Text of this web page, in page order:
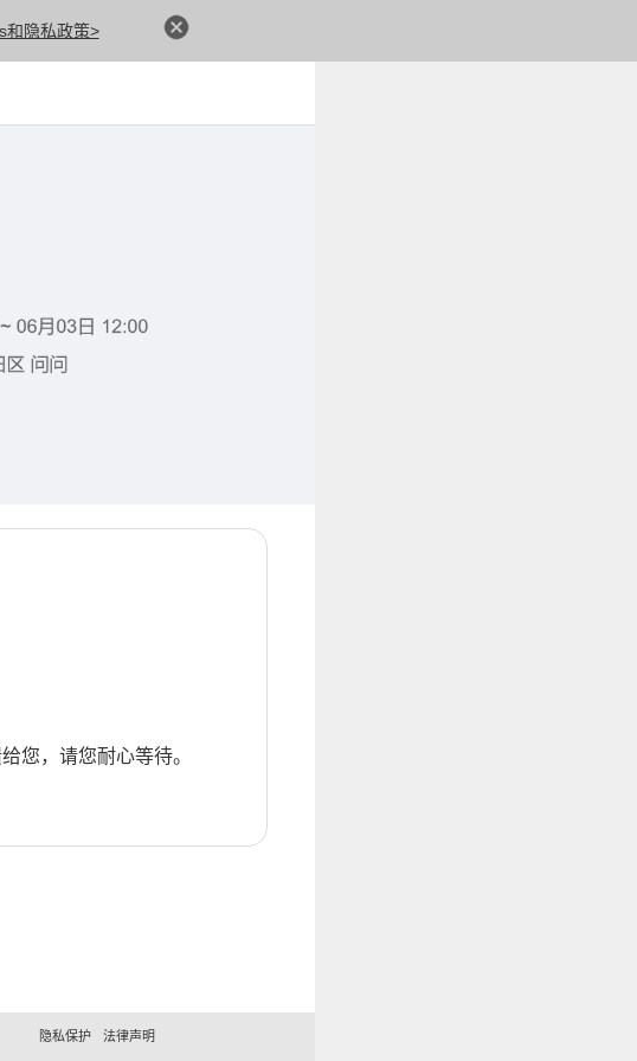
和隐私政策>
您，请您耐心等待。
隐私保护 法律声明